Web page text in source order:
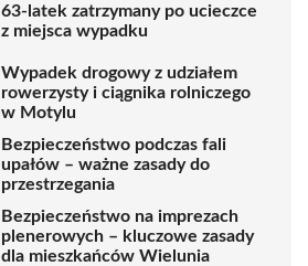
63-latek zatrzymany po ucieczce
z miejsca wypadku
Wypadek drogowy z udziałem
rowerzysty i ciągnika rolniczego
w Motylu
Bezpieczeństwo podczas fali
upałów – ważne zasady do
przestrzegania
Bezpieczeństwo na imprezach
plenerowych – kluczowe zasady
dla mieszkańców Wielunia